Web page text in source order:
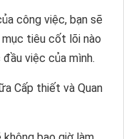
công việc, bạn sẽ
tiêu cốt lõi nào
việc của mình.
Cấp thiết và Quan